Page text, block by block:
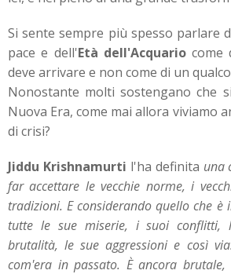
Si sente sempre più spesso parlare
pace e dell'Età dell'Acquariocome
deve arrivare e non come di un
Nonostante molti sostengano che
Nuova Era, come mai allora viviamo
di crisi?
Jiddu Krishnamurti l'ha definita una
far accettare le vecchie norme, i
tradizioni. E considerando quello che è
tutte le sue miserie, i suoi conflitti,
brutalità, le sue aggressioni e così
com'era in passato. È ancora brutale,